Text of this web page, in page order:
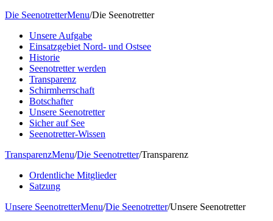
Die SeenotretterMenu/Die Seenotretter
Unsere Aufgabe
Einsatzgebiet Nord- und Ostsee
Historie
Seenotretter werden
Transparenz
Schirmherrschaft
Botschafter
Unsere Seenotretter
Sicher auf See
Seenotretter-Wissen
TransparenzMenu/Die Seenotretter/Transparenz
Ordentliche Mitglieder
Satzung
Unsere SeenotretterMenu/Die Seenotretter/Unsere Seenotretter